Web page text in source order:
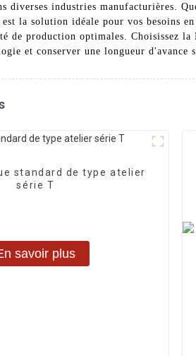
diverses industries manufacturières.
la solution idéale pour vos besoins
de production optimales. Choisissez
et conserver une longueur d'avance
standard de type atelier
série T
savoir plus